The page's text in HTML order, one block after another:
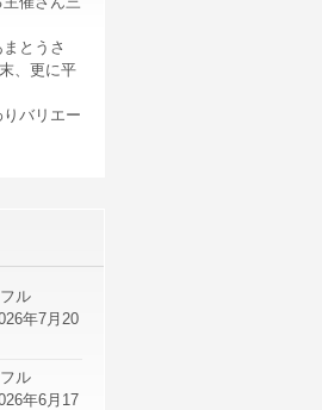
とうさ
、更に平
バリエー
ル
年7月20
ル
年6月17